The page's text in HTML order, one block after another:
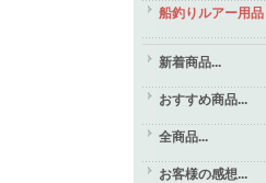
船釣りルアー用品
新着商品...
おすすめ商品...
全商品...
お客様の感想...